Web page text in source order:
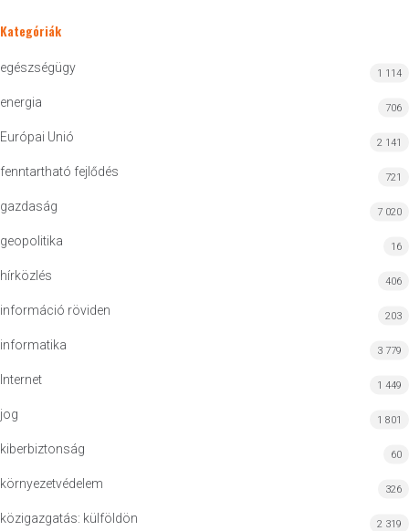
Kategóriák
egészségügy 1 114
energia 706
Európai Unió 2 141
fenntartható fejlődés 721
gazdaság 7 020
geopolitika 16
hírközlés 406
információ röviden 203
informatika 3 779
Internet 1 449
jog 1 801
kiberbiztonság 60
környezetvédelem 326
közigazgatás: külföldön 2 319